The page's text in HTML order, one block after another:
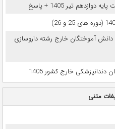
تیر 1405 + پاسخ
دانش آموختگان خارج رشته داروسازی
خارج کشور 1405
متنی